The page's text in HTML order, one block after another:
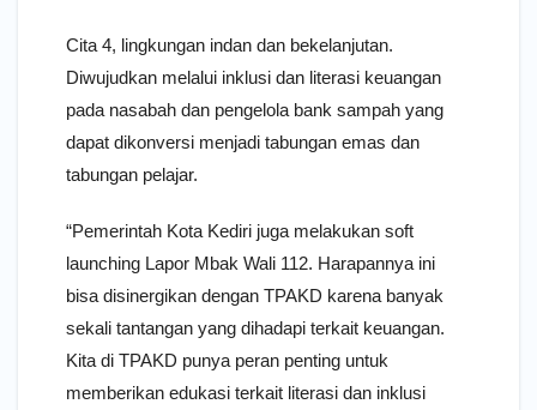
Cita 4, lingkungan indan dan bekelanjutan.
Diwujudkan melalui inklusi dan literasi keuangan
pada nasabah dan pengelola bank sampah yang
dapat dikonversi menjadi tabungan emas dan
tabungan pelajar.
“Pemerintah Kota Kediri juga melakukan soft
launching Lapor Mbak Wali 112. Harapannya ini
bisa disinergikan dengan TPAKD karena banyak
sekali tantangan yang dihadapi terkait keuangan.
Kita di TPAKD punya peran penting untuk
memberikan edukasi terkait literasi dan inklusi